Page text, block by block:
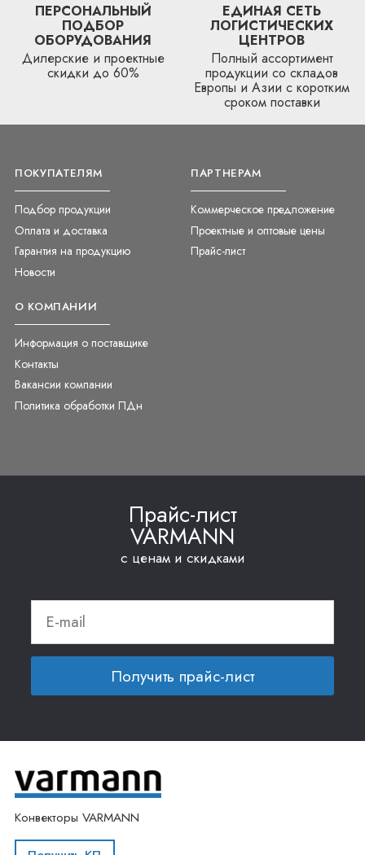
ПЕРСОНАЛЬНЫЙ
ПОДБОР
ОБОРУДОВАНИЯ
Дилерские и проектные
скидки до 60%
ЕДИНАЯ СЕТЬ
ЛОГИСТИЧЕСКИХ
ЦЕНТРОВ
Полный ассортимент
продукции со складов
Европы и Азии с коротким
сроком поставки
ПОКУПАТЕЛЯМ
Подбор продукции
Оплата и доставка
Гарантия на продукцию
Новости
ПАРТНЕРАМ
Коммерческое предложение
Проектные и оптовые цены
Прайс-лист
О КОМПАНИИ
Информация о поставщике
Контакты
Вакансии компании
Политика обработки ПДн
Прайс-лист
VARMANN
с ценам и скидками
Получить прайс-лист
Конвекторы VARMANN